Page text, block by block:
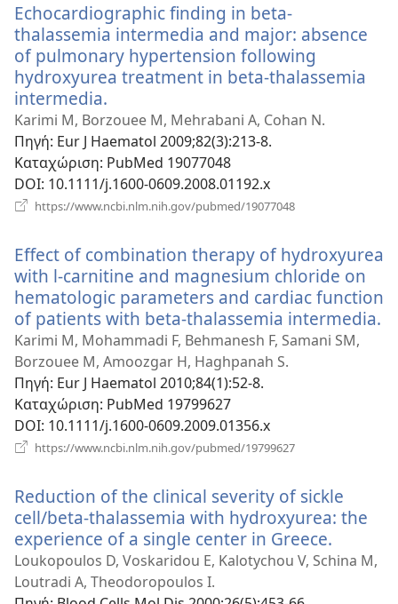
Echocardiographic finding in beta-
thalassemia intermedia and major: absence
of pulmonary hypertension following
hydroxyurea treatment in beta-thalassemia
intermedia.
νέο
παράθυρο)
Karimi M, Borzouee M, Mehrabani A, Cohan N.
Πηγή‎: Eur J Haematol 2009;82(3):213-8.
Καταχώριση‎: PubMed 19077048
DOI‎: 10.1111/j.1600-0609.2008.01192.x
https://www.ncbi.nlm.nih.gov/pubmed/19077048
Effect of combination therapy of hydroxyurea
with l-carnitine and magnesium chloride on
hematologic parameters and cardiac function
of patients with beta-thalassemia intermedia.
Karimi M, Mohammadi F, Behmanesh F, Samani SM,
Borzouee M, Amoozgar H, Haghpanah S.
Πηγή‎: Eur J Haematol 2010;84(1):52-8.
Καταχώριση‎: PubMed 19799627
DOI‎: 10.1111/j.1600-0609.2009.01356.x
https://www.ncbi.nlm.nih.gov/pubmed/19799627
Reduction of the clinical severity of sickle
cell/beta-thalassemia with hydroxyurea: the
experience of a single center in Greece.
νέο
Loukopoulos D, Voskaridou E, Kalotychou V, Schina M,
Loutradi A, Theodoropoulos I.